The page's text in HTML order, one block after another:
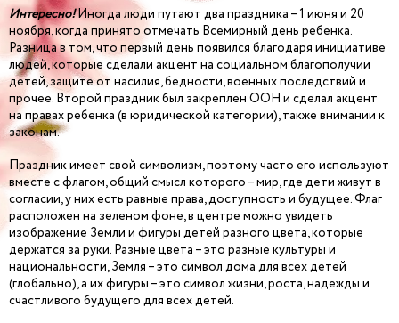
Интересно!Иногда люди путают два праздника – 1 июня и 20
ноября, когда принято отмечать Всемирный день ребенка.
Разница в том, что первый день появился благодаря инициативе
людей, которые сделали акцент на социальном благополучии
детей, защите от насилия, бедности, военных последствий и
прочее. Второй праздник был закреплен ООН и сделал акцент
на правах ребенка (в юридической категории), также внимании к
законам.
Праздник имеет свой символизм, поэтому часто его используют
вместе с флагом, общий смысл которого – мир, где дети живут в
согласии, у них есть равные права, доступность и будущее. Флаг
расположен на зеленом фоне, в центре можно увидеть
изображение Земли и фигуры детей разного цвета, которые
держатся за руки. Разные цвета – это разные культуры и
национальности, Земля – это символ дома для всех детей
(глобально), а их фигуры – это символ жизни, роста, надежды и
счастливого будущего для всех детей.